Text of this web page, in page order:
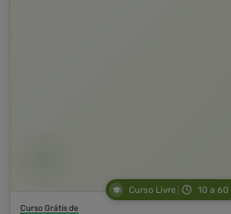
Curso Livre 10 a 60
Curso Grátis de